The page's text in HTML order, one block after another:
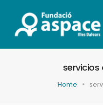
servicios
Home